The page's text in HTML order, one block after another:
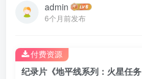
admin
6个月前发布
付费资源